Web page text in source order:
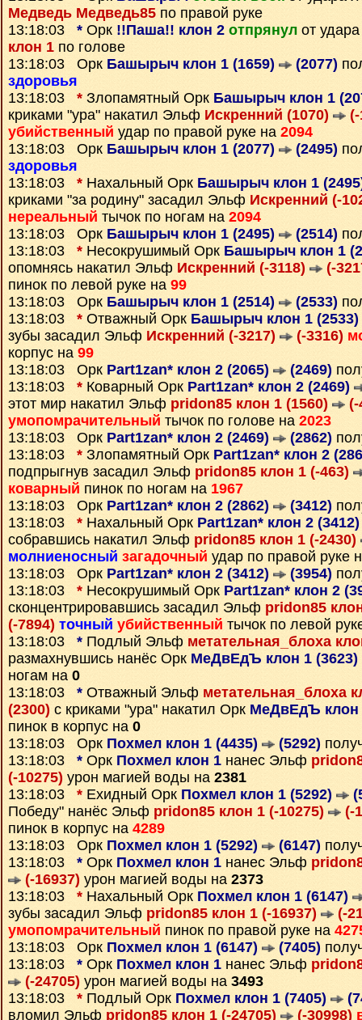
Медведь Медведь85 по правой руке
13:18:03 * Орк !!Паша!! клон 2 отпрянул от
клон 1 по голове
13:18:03 Орк Башырыч клон 1 (1659) (2077)
здоровья
13:18:03 * Злопамятный Орк Башырыч клон 1
криками "ура" накатил Эльф Искренний (1070)
убийственный удар по правой руке на 2094
13:18:03 Орк Башырыч клон 1 (2077) (2495)
здоровья
13:18:03 * Нахальный Орк Башырыч клон 1
криками "за родину" засадил Эльф Искренний (-
нереальный тычок по ногам на 2094
13:18:03 Орк Башырыч клон 1 (2495) (2514)
13:18:03 * Несокрушимый Орк Башырыч клон 1
опомнясь накатил Эльф Искренний (-3118)
(-
пинок по левой руке на 99
13:18:03 Орк Башырыч клон 1 (2514) (2533)
13:18:03 * Отважный Орк Башырыч клон 1 (2533)
зубы засадил Эльф Искренний (-3217) (-3316)
корпус на 99
13:18:03 Орк Part1zan* клон 2 (2065) (2469)
13:18:03 * Коварный Орк Part1zan* клон 2 (2469)
этот мир накатил Эльф pridon85 клон 1 (1560)
(-
умопомрачительный тычок по голове на 2023
13:18:03 Орк Part1zan* клон 2 (2469) (2862)
13:18:03 * Злопамятный Орк Part1zan* клон 2
подпрыгнув засадил Эльф pridon85 клон 1 (-463)
коварный пинок по ногам на 1967
13:18:03 Орк Part1zan* клон 2 (2862) (3412)
13:18:03 * Нахальный Орк Part1zan* клон 2
собравшись накатил Эльф pridon85 клон 1 (-2430)
молниеносный загадочный удар по правой руке
13:18:03 Орк Part1zan* клон 2 (3412) (3954)
13:18:03 * Несокрушимый Орк Part1zan* клон 2
сконцентрировавшись засадил Эльф pridon85
(-7894) точный убийственный тычок по левой
13:18:03 * Подлый Эльф метательная_блоха
размахнувшись нанёс Орк МеДвЕдЪ клон 1 (3623)
ногам на 0
13:18:03 * Отважный Эльф метательная_блоха
(2300) с криками "ура" накатил Орк МеДвЕдЪ клон
пинок в корпус на 0
13:18:03 Орк Похмел клон 1 (4435) (5292)
13:18:03 * Орк Похмел клон 1 нанес Эльф
(-10275) урон магией воды на 2381
13:18:03 * Ехидный Орк Похмел клон 1 (5292)
Победу" нанёс Эльф pridon85 клон 1 (-10275)
(-
пинок в корпус на 4289
13:18:03 Орк Похмел клон 1 (5292) (6147)
13:18:03 * Орк Похмел клон 1 нанес Эльф
(-16937) урон магией воды на 2373
13:18:03 * Нахальный Орк Похмел клон 1 (6147)
зубы засадил Эльф pridon85 клон 1 (-16937)
(-
умопомрачительный пинок по правой руке на
13:18:03 Орк Похмел клон 1 (6147) (7405)
13:18:03 * Орк Похмел клон 1 нанес Эльф
(-24705) урон магией воды на 3493
13:18:03 * Подлый Орк Похмел клон 1 (7405)
вломил Эльф pridon85 клон 1 (-24705) (-30998)